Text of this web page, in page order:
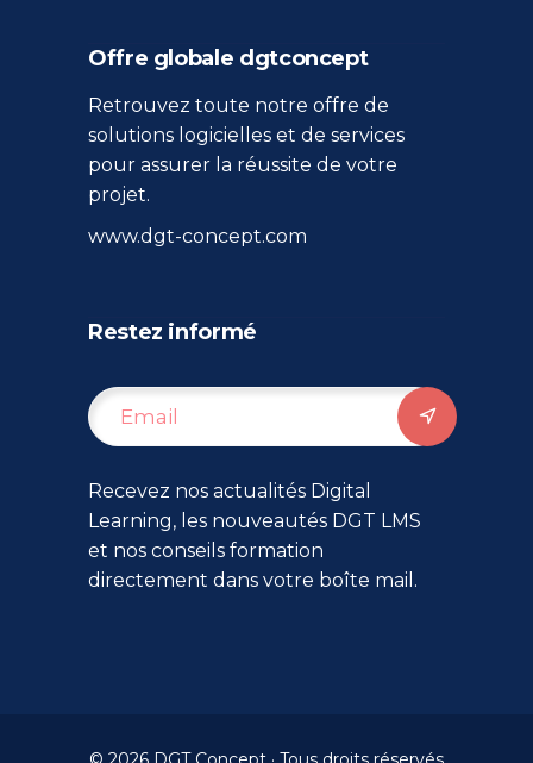
Offre globale dgtconcept
Retrouvez toute notre offre de
solutions logicielles et de services
pour assurer la réussite de votre
projet.
www.dgt-concept.com
Restez informé
Recevez nos actualités Digital
Learning, les nouveautés DGT LMS
et nos conseils formation
directement dans votre boîte mail.